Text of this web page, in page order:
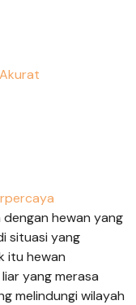
hewan yang
situasi yang
itu hewan
yang merasa
melindungi wilayah